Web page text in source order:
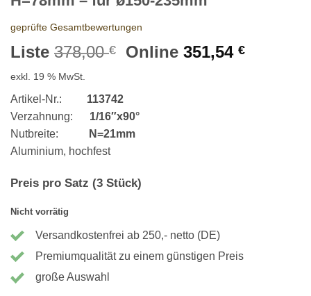
geprüfte Gesamtbewertungen
Liste 378,00€
Ursprünglicher
Online 351,54€
exkl. 19 % MwSt.
Artikel-Nr.: 113742
Verzahnung: 1/16″x90°
Nutbreite:
N=21mm
Aluminium, hochfest
Preis pro Satz (3 Stück)
Nicht vorrätig
Versandkostenfrei ab 250,- netto (DE)
Premiumqualität zu einem günstigen Preis
große Auswahl